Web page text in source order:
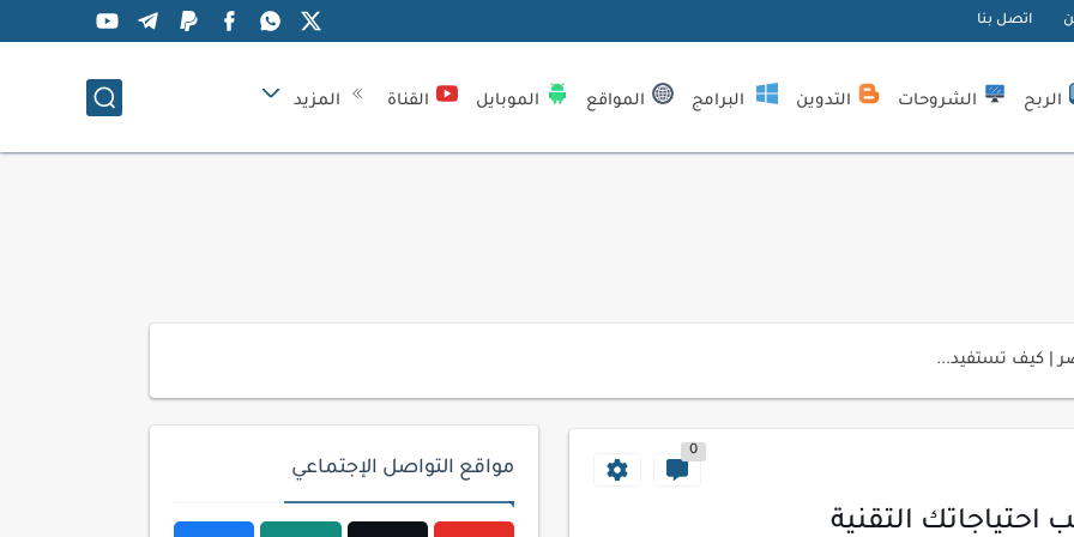
اتصل بنا
الربح الشروحات التدوين البرامج المواقع الموبايل القناة المزيد
عملك اليومي
0
التقنية
مواقع التواصل الإجتماعي